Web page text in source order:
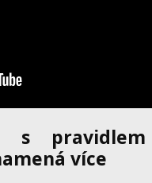
s pravidlem
více